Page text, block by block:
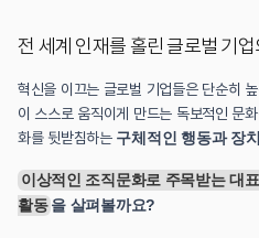
전 세계 인재를 홀린 글로벌 기
혁신을 이끄는 글로벌 기업들은 단순히
이 스스로 움직이게 만드는 독보적인 문
화를 뒷받침하는 구체적인 행동과 장
이상적인 조직문화로 주목받는 대
활동 을 살펴볼까요?